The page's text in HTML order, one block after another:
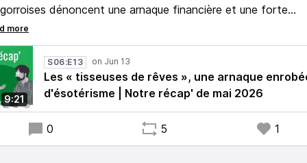
dénoncent une arnaque financière et une forte
psychologique.
l'une des infos révélées en mai par « Splann ! » et
Pierre-Yves Bulteau et Nicolas Milice dan ce récap'.
9:21
S06:E13
Les « tisseuses de rêves », une arnaque
d'ésotérisme | Notre récap' de mai 2026
0 5 1